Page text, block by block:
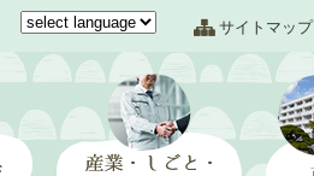
サイトマップ